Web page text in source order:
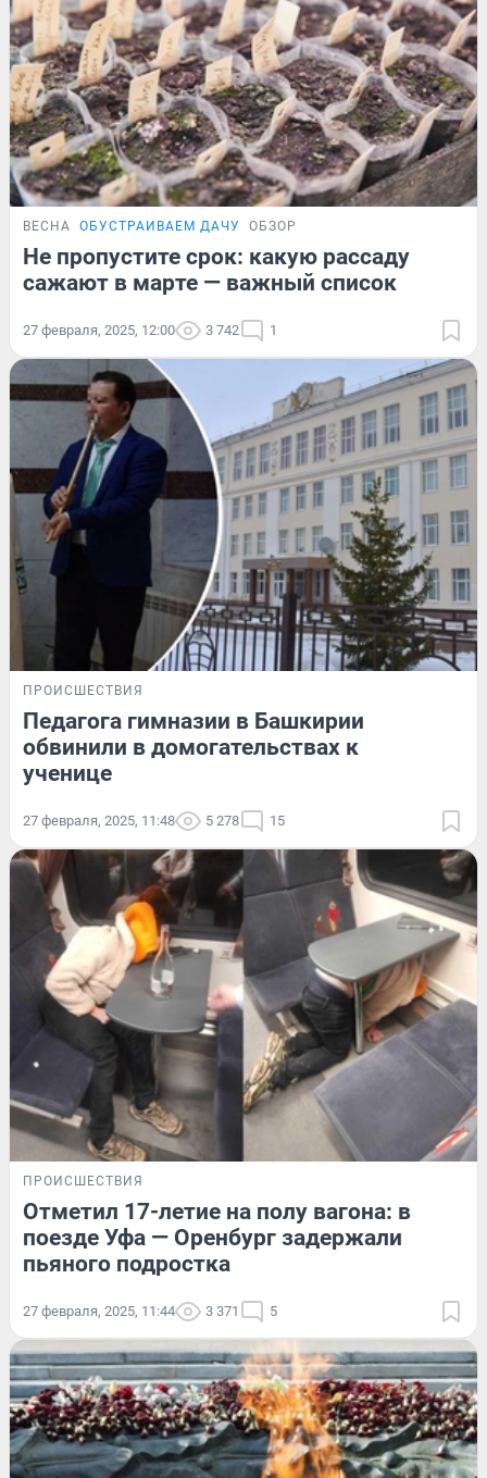
ВЕСНА ОБУСТРАИВАЕМ ДАЧУ ОБЗОР
Не пропустите срок: какую рассаду
сажают в марте — важный список
27 февраля, 2025, 12:00 3 742 1
ПРОИСШЕСТВИЯ
Педагога гимназии в Башкирии
обвинили в домогательствах к
ученице
27 февраля, 2025, 11:48 5 278 15
ПРОИСШЕСТВИЯ
Отметил 17-летие на полу вагона: в
поезде Уфа — Оренбург задержали
пьяного подростка
27 февраля, 2025, 11:44 3 371 5